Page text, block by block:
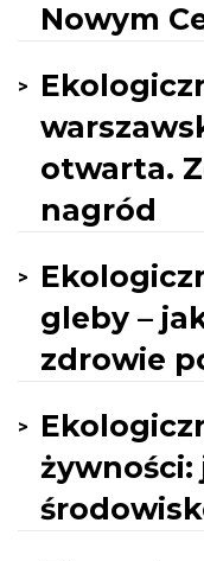
Nowym
otwarta.
nagród
gleby –
zdrowie
żywności: